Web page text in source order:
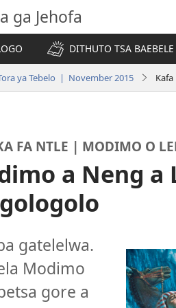
ga Jehofa
DITHUTO TSA BAEBELE
ya Tebelo | November 2015
FA NTLE | MODIMO O
a Neng a
gatelelwa.
Modimo
gore a